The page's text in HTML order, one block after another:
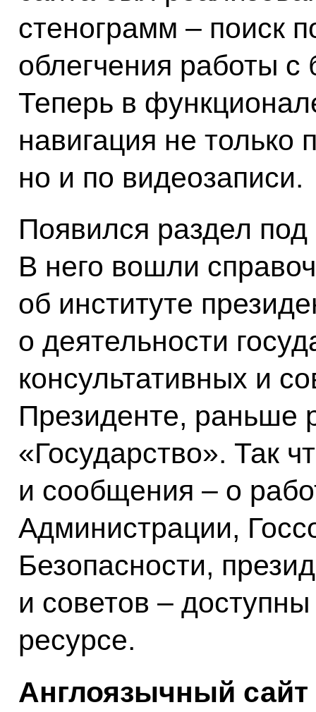
стенограмм – поиск
облегчения работы
Теперь в
навигация не только
но и по видеозаписи.
Появился раздел
В него вошли
об институте
о деятельности
консультативных и
Президенте, раньше
«Государство». Так
и сообщения – о
Администрации,
Безопасности,
и советов –
ресурсе.
Англоязычный сайт